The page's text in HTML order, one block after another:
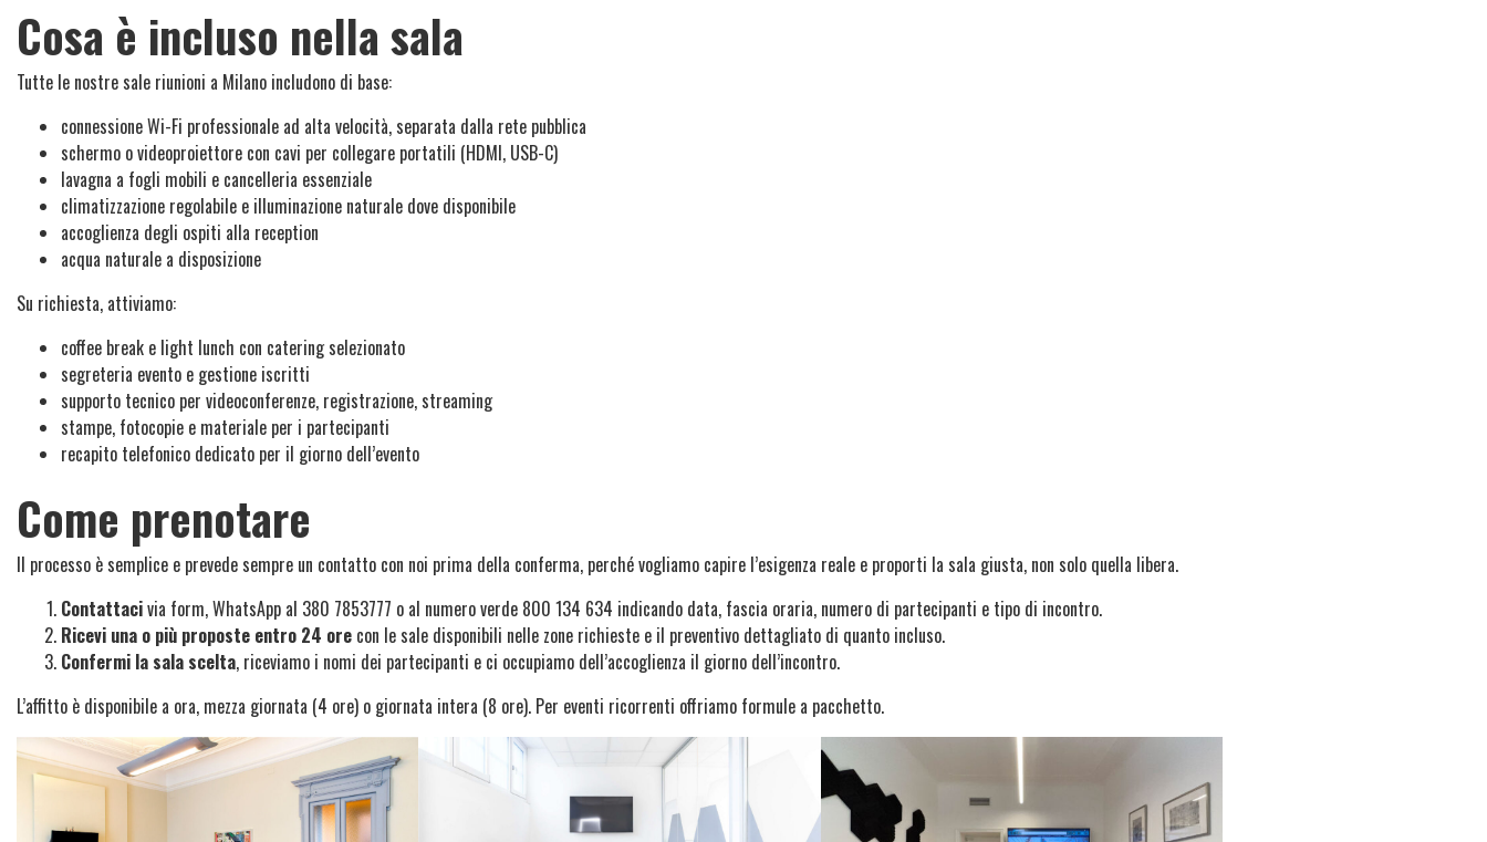
Cosa è incluso nella sala
Tutte le nostre sale riunioni a Milano includono di base:
connessione Wi-Fi professionale ad alta velocità, separata dalla rete pubblica
schermo o videoproiettore con cavi per collegare portatili (HDMI, USB-C)
lavagna a fogli mobili e cancelleria essenziale
climatizzazione regolabile e illuminazione naturale dove disponibile
accoglienza degli ospiti alla reception
acqua naturale a disposizione
Su richiesta, attiviamo:
coffee break e light lunch con catering selezionato
segreteria evento e gestione iscritti
supporto tecnico per videoconferenze, registrazione, streaming
stampe, fotocopie e materiale per i partecipanti
recapito telefonico dedicato per il giorno dell’evento
Come prenotare
Il processo è semplice e prevede sempre un contatto con noi prima della conferma, perché vogliamo capire l’esigenza reale e proporti la sala giusta, non solo quella libera.
Contattacivia form, WhatsApp al 380 7853777 o al numero verde 800 134 634 indicando data, fascia oraria, numero di partecipanti e tipo di incontro.
Ricevi una o più proposte entro 24 ore con le sale disponibili nelle zone richieste e il preventivo dettagliato di quanto incluso.
Confermi la sala scelta, riceviamo i nomi dei partecipanti e ci occupiamo dell’accoglienza il giorno dell’incontro.
L’affitto è disponibile a ora, mezza giornata (4 ore) o giornata intera (8 ore). Per eventi ricorrenti offriamo formule a pacchetto.